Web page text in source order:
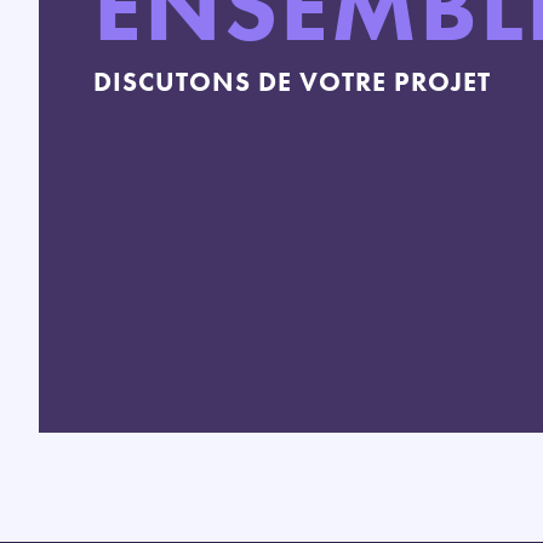
DISCUTONS DE VOTRE PROJET